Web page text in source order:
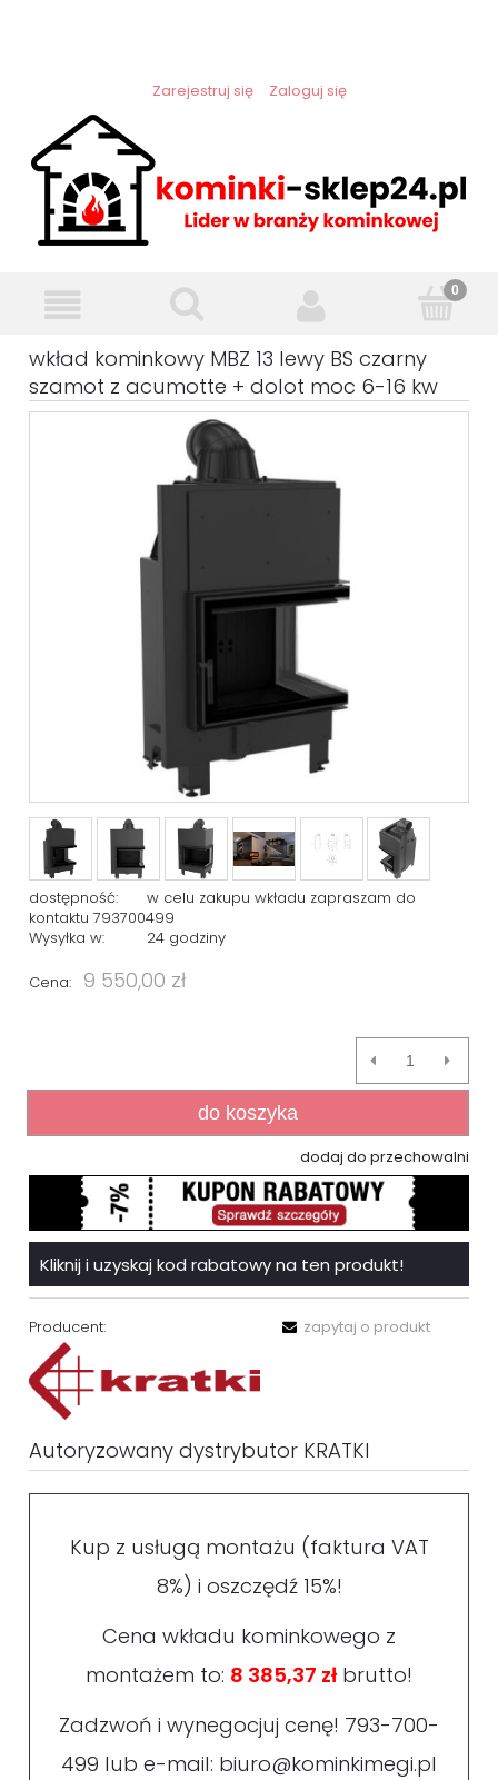
Zarejestruj się Zaloguj się
wkład kominkowy MBZ 13 lewy BS czarny
szamot z acumotte + dolot moc 6-16 kw
dostępność:
w celu zakupu wkładu zapraszam do
kontaktu 793700499
Wysyłka w:
24 godziny
Cena: 9 550,00 zł
do koszyka
dodaj do przechowalni
Kliknij i uzyskaj kod rabatowy na ten produkt!
Producent: zapytaj o produkt
Autoryzowany dystrybutor KRATKI
Kup z usługą montażu (faktura VAT
8%) i oszczędź 15%!
Cena wkładu kominkowego z
montażem to: 8 385,37 złbrutto!
Zadzwoń i wynegocjuj cenę! 793-700-
499 lub e-mail: biuro@kominkimegi.pl